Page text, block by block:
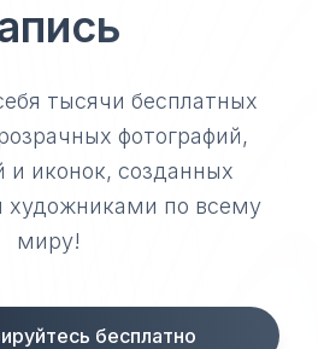
тысячи бесплатных
фотографий,
и иконок, созданных
по всему
миру!
бесплатно